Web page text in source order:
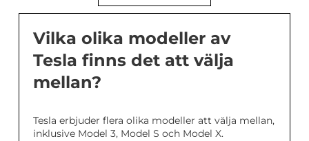
Vilka olika modeller av
Tesla finns det att välja
mellan?
Tesla erbjuder flera olika modeller att välja mellan,
inklusive Model 3, Model S och Model X.